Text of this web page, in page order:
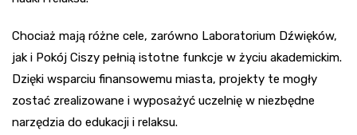
Chociaż mają różne cele, zarówno Laboratorium Dźwięków,
jak i Pokój Ciszy pełnią istotne funkcje w życiu akademickim.
Dzięki wsparciu finansowemu miasta, projekty te mogły
zostać zrealizowane i wyposażyć uczelnię w niezbędne
narzędzia do edukacji i relaksu.